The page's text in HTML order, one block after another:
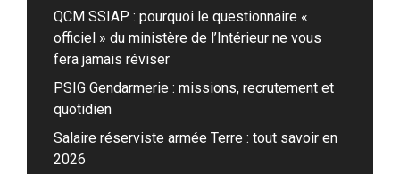
QCM SSIAP : pourquoi le questionnaire «
officiel » du ministère de l’Intérieur ne vous
fera jamais réviser
PSIG Gendarmerie : missions, recrutement et
quotidien
Salaire réserviste armée Terre : tout savoir en
2026